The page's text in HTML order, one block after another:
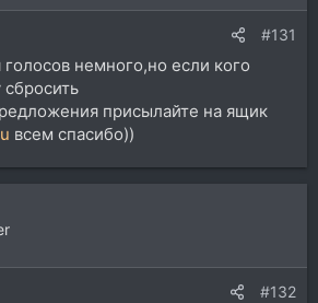
#131
немного,но если кого
сбросить
присылайте на ящик
всем спасибо))
#132